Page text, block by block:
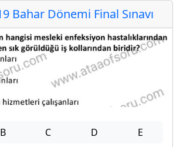
Bahar Dönemi Final Sınavı
B C D E